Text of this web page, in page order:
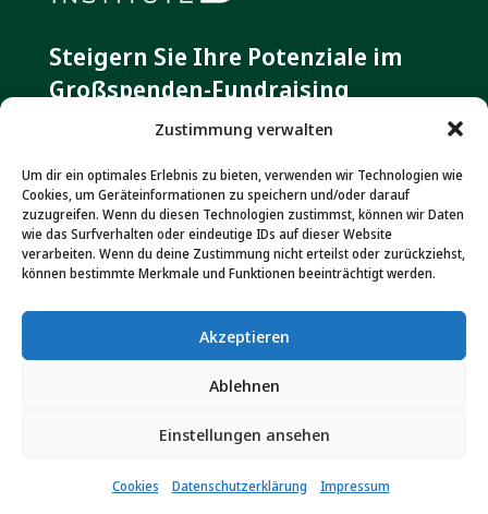
Zustimmung verwalten
Um dir ein optimales Erlebnis zu bieten, verwenden wir Technologien wie
Cookies, um Geräteinformationen zu speichern und/oder darauf
zuzugreifen. Wenn du diesen Technologien zustimmst, können wir Daten
wie das Surfverhalten oder eindeutige IDs auf dieser Website
verarbeiten. Wenn du deine Zustimmung nicht erteilst oder zurückziehst,
können bestimmte Merkmale und Funktionen beeinträchtigt werden.
Akzeptieren
Ablehnen
Einstellungen ansehen
Cookies Datenschutzerklärung Impressum
Steigern Sie Ihre Potenziale im
Großspenden-Fundraising
Dr. Marita Haibach & Jan Uekermann GbR
Rheingaustraße 111 A
D-65203 Wiesbaden
Fax +49(0)611 801 989
info@major-giving-institute.org